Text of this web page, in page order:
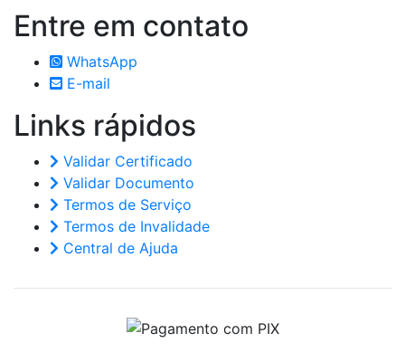
Entre em contato
WhatsApp
E-mail
Links rápidos
Validar Certificado
Validar Documento
Termos de Serviço
Termos de Invalidade
Central de Ajuda